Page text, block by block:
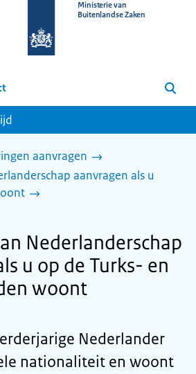
homepage
Ministerie van
Buitenlandse Zaken
Zoeken
aanvragen
aanvragen als u
Nederlanderschap
u op de Turks- en
woont
Nederlander
nationaliteit en woont